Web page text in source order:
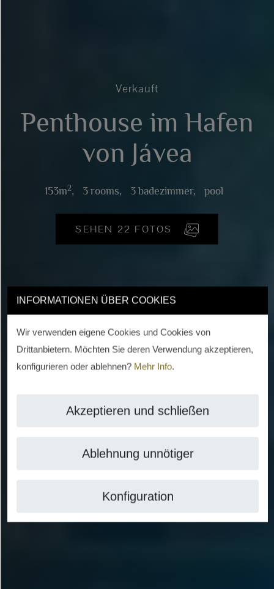
INFORMATIONEN ÜBER COOKIES
Wir verwenden eigene Cookies und Cookies von
Drittanbietern. Möchten Sie deren Verwendung akzeptieren,
konfigurieren oder ablehnen? Mehr Info.
Akzeptieren und schließen
Ablehnung unnötiger
Konfiguration
Verkauft
Penthouse im Hafen
von Jávea
153m2, 3 rooms, 3 badezimmer, pool
SEHEN 22 FOTOS